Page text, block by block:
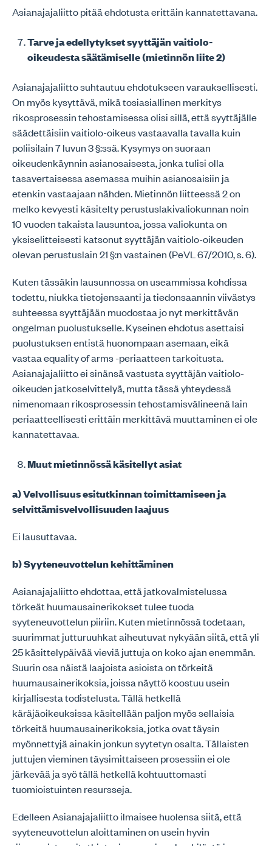
Asianajajaliitto pitää ehdotusta erittäin kannatettavana.
Tarve ja edellytykset syyttäjän vaitiolo-
oikeudesta säätämiselle (mietinnön liite 2)
Asianajajaliitto suhtautuu ehdotukseen varauksellisesti.
On myös kysyttävä, mikä tosiasiallinen merkitys
rikosprosessin tehostamisessa olisi sillä, että syyttäjälle
säädettäisiin vaitiolo-oikeus vastaavalla tavalla kuin
poliisilain 7 luvun 3 §:ssä. Kysymys on suoraan
oikeudenkäynnin asianosaisesta, jonka tulisi olla
tasavertaisessa asemassa muihin asianosaisiin ja
etenkin vastaajaan nähden. Mietinnön liitteessä 2 on
melko kevyesti käsitelty perustuslakivaliokunnan noin
10 vuoden takaista lausuntoa, jossa valiokunta on
yksiselitteisesti katsonut syyttäjän vaitiolo-oikeuden
olevan perustuslain 21 §:n vastainen (PeVL 67/2010, s. 6).
Kuten tässäkin lausunnossa on useammissa kohdissa
todettu, niukka tietojensaanti ja tiedonsaannin viivästys
suhteessa syyttäjään muodostaa jo nyt merkittävän
ongelman puolustukselle. Kyseinen ehdotus asettaisi
puolustuksen entistä huonompaan asemaan, eikä
vastaa equality of arms -periaatteen tarkoitusta.
Asianajajaliitto ei sinänsä vastusta syyttäjän vaitiolo-
oikeuden jatkoselvittelyä, mutta tässä yhteydessä
nimenomaan rikosprosessin tehostamisvälineenä lain
periaatteellisesti erittäin merkittävä muuttaminen ei ole
kannatettavaa.
Muut mietinnössä käsitellyt asiat
a) Velvollisuus esitutkinnan toimittamiseen ja
selvittämisvelvollisuuden laajuus
Ei lausuttavaa.
b) Syyteneuvottelun kehittäminen
Asianajajaliitto ehdottaa, että jatkovalmistelussa
törkeät huumausainerikokset tulee tuoda
syyteneuvottelun piiriin. Kuten mietinnössä todetaan,
suurimmat jutturuuhkat aiheutuvat nykyään siitä, että yli
25 käsittelypäivää vieviä juttuja on koko ajan enemmän.
Suurin osa näistä laajoista asioista on törkeitä
huumausainerikoksia, joissa näyttö koostuu usein
kirjallisesta todistelusta. Tällä hetkellä
käräjäoikeuksissa käsitellään paljon myös sellaisia
törkeitä huumausainerikoksia, jotka ovat täysin
myönnettyjä ainakin jonkun syytetyn osalta. Tällaisten
juttujen vieminen täysimittaiseen prosessiin ei ole
järkevää ja syö tällä hetkellä kohtuuttomasti
tuomioistuinten resursseja.
Edelleen Asianajajaliitto ilmaisee huolensa siitä, että
syyteneuvottelun aloittaminen on usein hyvin